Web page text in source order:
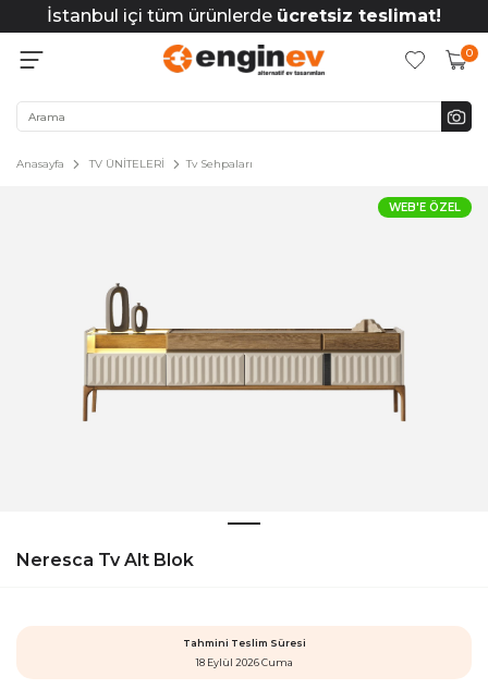
İstanbul içi tüm ürünlerde ücretsiz teslimat!
0
Anasayfa TV ÜNİTELERİ Tv Sehpaları
WEB'E ÖZEL
Neresca Tv Alt Blok
Tahmini Teslim Süresi
18 Eylül 2026 Cuma